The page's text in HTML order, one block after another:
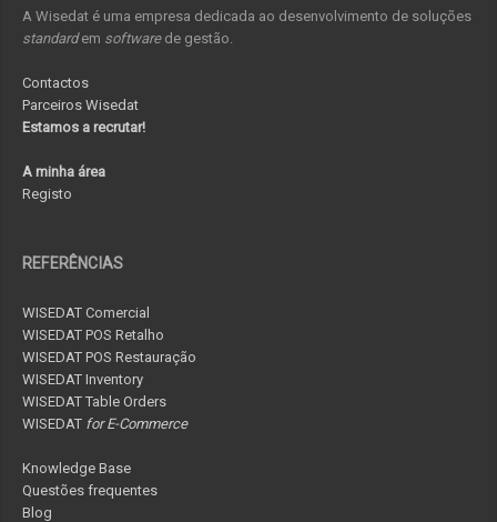
A Wisedat é uma empresa dedicada ao desenvolvimento de soluções
standardem softwarede gestão.
Contactos
Parceiros Wisedat
Estamos a recrutar!
A minha área
Registo
REFERÊNCIAS
WISEDAT Comercial
WISEDAT POS Retalho
WISEDAT POS Restauração
WISEDAT Inventory
WISEDAT Table Orders
WISEDAT for E-Commerce
Knowledge Base
Questões frequentes
Blog